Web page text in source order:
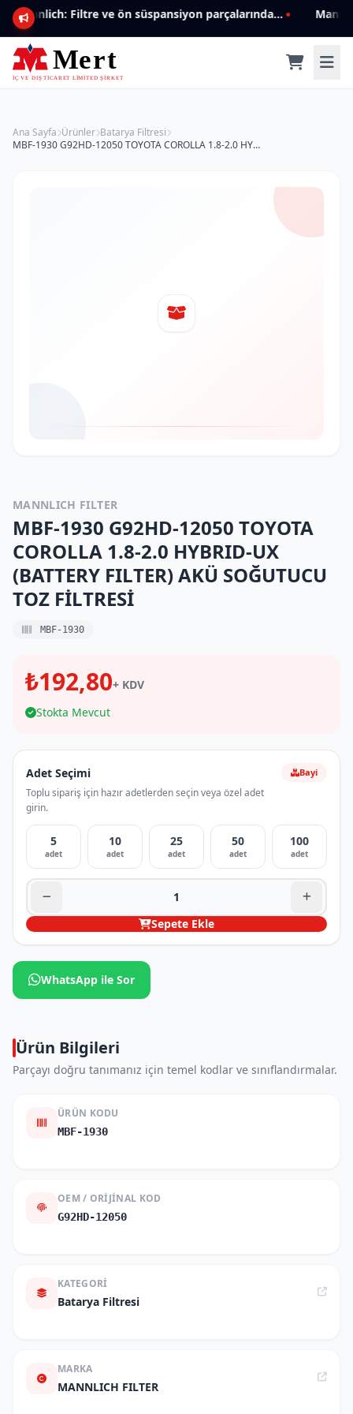
Mannlich: Filtre ve ön süspansiyon parçalarında genişleyen ürün yelpazesiyle kalite ve güven.
Ana Sayfa Ürünler Batarya Filtresi
MBF-1930 G92HD-12050 TOYOTA COROLLA 1.8-2.0 HYBRID-UX (BATTERY FILTER) AKÜ SOĞUTUCU TOZ FİLTRESİ
MANNLICH FILTER
MBF-1930 G92HD-12050 TOYOTA
COROLLA 1.8-2.0 HYBRID-UX
(BATTERY FILTER) AKÜ SOĞUTUCU
TOZ FİLTRESİ
MBF-1930
₺192,80+ KDV
Stokta Mevcut
Adet Seçimi
Toplu sipariş için hazır adetlerden seçin veya özel adet
girin.
Bayi
5
adet
10
adet
25
adet
50
adet
100
adet
Sepete Ekle
WhatsApp ile Sor
Ürün Bilgileri
Parçayı doğru tanımanız için temel kodlar ve sınıflandırmalar.
ÜRÜN KODU
MBF-1930
OEM / ORIJINAL KOD
G92HD-12050
KATEGORI
Batarya Filtresi
MARKA
MANNLICH FILTER